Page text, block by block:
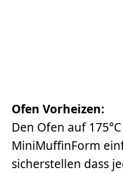
Ofen Vorheizen:
Den Ofen auf
MiniMuffinForm
sicherstellen dass